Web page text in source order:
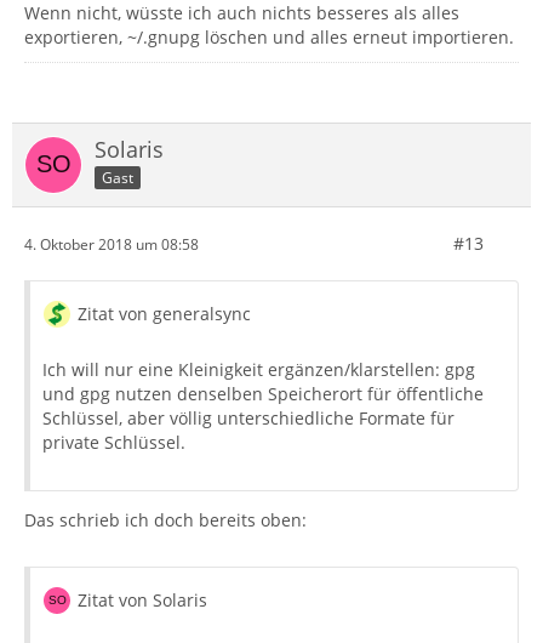
Wenn nicht, wüsste ich auch nichts besseres als alles
exportieren, ~/.gnupg löschen und alles erneut importieren.
Solaris
Gast
4. Oktober 2018 um 08:58 #13
Zitat von generalsync
Ich will nur eine Kleinigkeit ergänzen/klarstellen: gpg
und gpg nutzen denselben Speicherort für öffentliche
Schlüssel, aber völlig unterschiedliche Formate für
private Schlüssel.
Das schrieb ich doch bereits oben:
Zitat von Solaris